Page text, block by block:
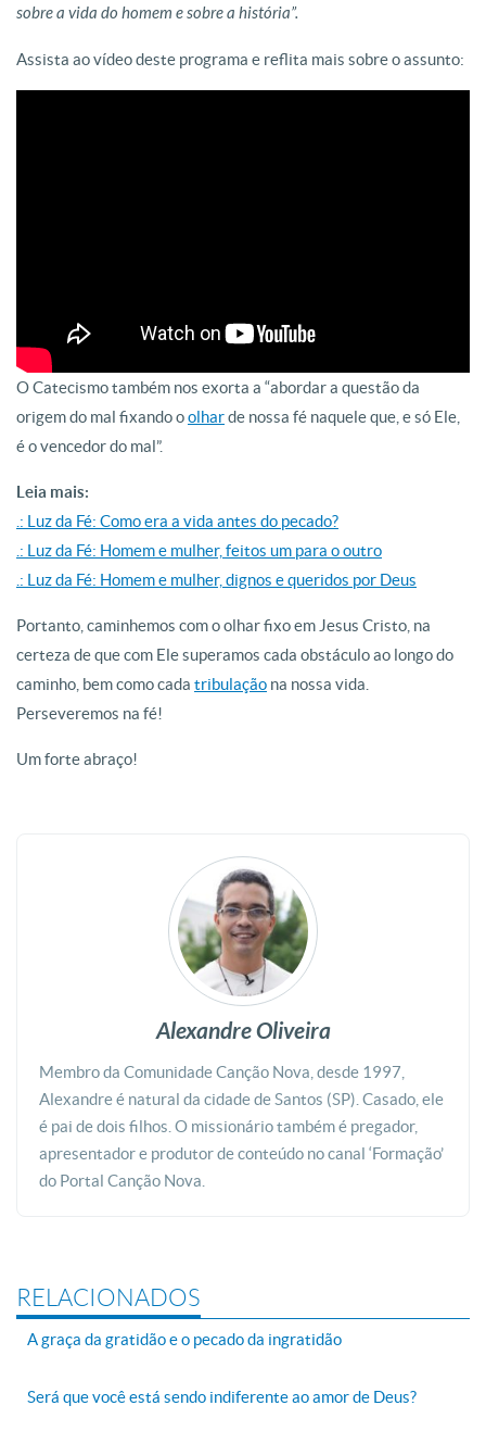
sobre a vida do homem e sobre a história”.
Assista ao vídeo deste programa e reflita mais sobre o assunto:
O Catecismo também nos exorta a “abordar a questão da
origem do mal fixando oolharde nossa fé naquele que, e só Ele,
é o vencedor do mal”.
Leia mais:
.: Luz da Fé: Como era a vida antes do pecado?
.: Luz da Fé: Homem e mulher, feitos um para o outro
.: Luz da Fé: Homem e mulher, dignos e queridos por Deus
Portanto, caminhemos com o olhar fixo em Jesus Cristo, na
certeza de que com Ele superamos cada obstáculo ao longo do
caminho, bem como cada tribulação na nossa vida.
Perseveremos na fé!
Um forte abraço!
Alexandre Oliveira
Membro da Comunidade Canção Nova, desde 1997,
Alexandre é natural da cidade de Santos (SP). Casado, ele
é pai de dois filhos. O missionário também é pregador,
apresentador e produtor de conteúdo no canal ‘Formação’
do Portal Canção Nova.
RELACIONADOS
A graça da gratidão e o pecado da ingratidão
Será que você está sendo indiferente ao amor de Deus?